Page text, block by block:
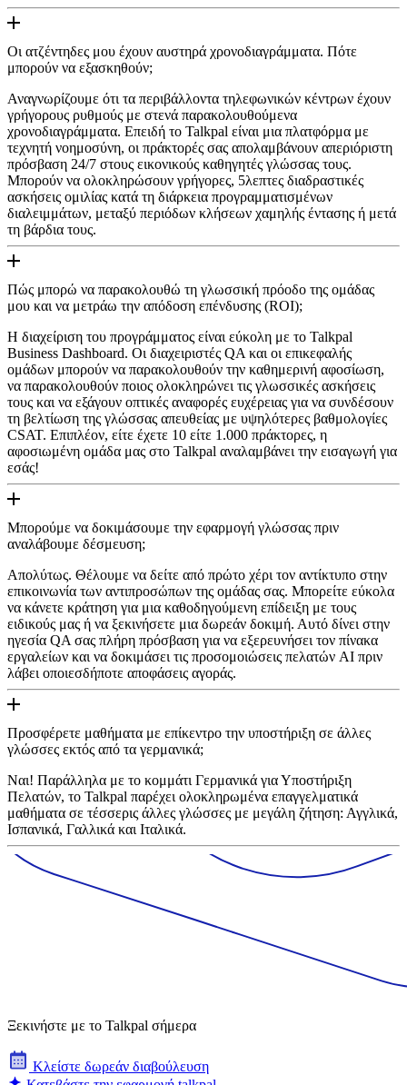
Οι ατζέντηδες μου έχουν αυστηρά χρονοδιαγράμματα. Πότε
μπορούν να εξασκηθούν;
Αναγνωρίζουμε ότι τα περιβάλλοντα τηλεφωνικών κέντρων έχουν
γρήγορους ρυθμούς με στενά παρακολουθούμενα
χρονοδιαγράμματα. Επειδή το Talkpal είναι μια πλατφόρμα με
τεχνητή νοημοσύνη, οι πράκτορές σας απολαμβάνουν απεριόριστη
πρόσβαση 24/7 στους εικονικούς καθηγητές γλώσσας τους.
Μπορούν να ολοκληρώσουν γρήγορες, 5λεπτες διαδραστικές
ασκήσεις ομιλίας κατά τη διάρκεια προγραμματισμένων
διαλειμμάτων, μεταξύ περιόδων κλήσεων χαμηλής έντασης ή μετά
τη βάρδια τους.
Πώς μπορώ να παρακολουθώ τη γλωσσική πρόοδο της ομάδας
μου και να μετράω την απόδοση επένδυσης (ROI);
Η διαχείριση του προγράμματος είναι εύκολη με το Talkpal
Business Dashboard. Οι διαχειριστές QA και οι επικεφαλής
ομάδων μπορούν να παρακολουθούν την καθημερινή αφοσίωση,
να παρακολουθούν ποιος ολοκληρώνει τις γλωσσικές ασκήσεις
τους και να εξάγουν οπτικές αναφορές ευχέρειας για να συνδέσουν
τη βελτίωση της γλώσσας απευθείας με υψηλότερες βαθμολογίες
CSAT. Επιπλέον, είτε έχετε 10 είτε 1.000 πράκτορες, η
αφοσιωμένη ομάδα μας στο Talkpal αναλαμβάνει την εισαγωγή για
εσάς!
Μπορούμε να δοκιμάσουμε την εφαρμογή γλώσσας πριν
αναλάβουμε δέσμευση;
Απολύτως. Θέλουμε να δείτε από πρώτο χέρι τον αντίκτυπο στην
επικοινωνία των αντιπροσώπων της ομάδας σας. Μπορείτε εύκολα
να κάνετε κράτηση για μια καθοδηγούμενη επίδειξη με τους
ειδικούς μας ή να ξεκινήσετε μια δωρεάν δοκιμή. Αυτό δίνει στην
ηγεσία QA σας πλήρη πρόσβαση για να εξερευνήσει τον πίνακα
εργαλείων και να δοκιμάσει τις προσομοιώσεις πελατών AI πριν
λάβει οποιεσδήποτε αποφάσεις αγοράς.
Προσφέρετε μαθήματα με επίκεντρο την υποστήριξη σε άλλες
γλώσσες εκτός από τα γερμανικά;
Ναι! Παράλληλα με το κομμάτι Γερμανικά για Υποστήριξη
Πελατών, το Talkpal παρέχει ολοκληρωμένα επαγγελματικά
μαθήματα σε τέσσερις άλλες γλώσσες με μεγάλη ζήτηση: Αγγλικά,
Ισπανικά, Γαλλικά και Ιταλικά.
Ξεκινήστε με το Talkpal σήμερα
Κλείστε δωρεάν διαβούλευση